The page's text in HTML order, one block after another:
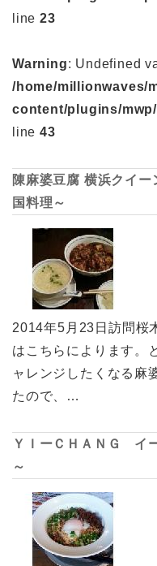
line 23
Warning: Undefined
/home/millionwaves/
content/plugins/
line 43
陳麻婆豆腐 横浜クイ
国料理～
2014年5月23日訪問桜
はこちらによります。
ャレンジしたくなる麻
たので、…
ＹＩーＣＨＡＮＧ イ
～